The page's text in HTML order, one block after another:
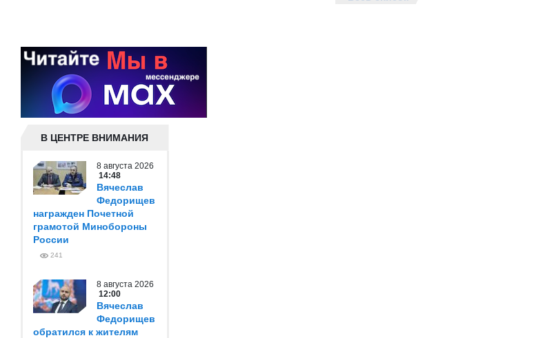
В ЦЕНТРЕ ВНИМАНИЯ
8 августа 2026
14:48
Вячеслав
Федорищев
награжден Почетной
грамотой Минобороны
России
241
8 августа 2026
12:00
Вячеслав
Федорищев
обратился к жителям